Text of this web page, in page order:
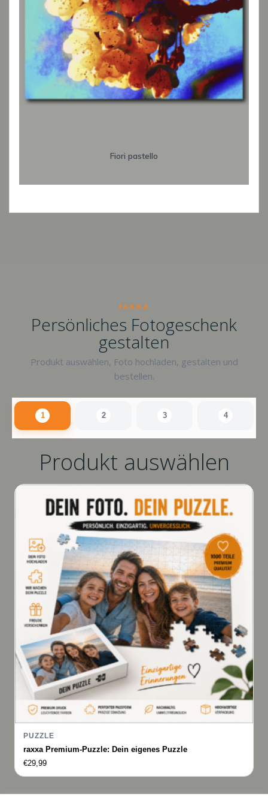
Fiori pastello
raxxa
Persönliches Fotogeschenk
gestalten
Produkt auswählen, Foto hochladen, gestalten und
bestellen.
1 2 3 4
Produkt auswählen
PUZZLE
raxxa Premium-Puzzle: Dein eigenes Puzzle
€29,99